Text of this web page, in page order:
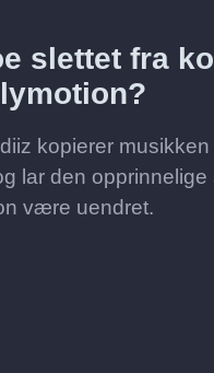
slettet fra
kopierer musikken
lar den
være uendret.